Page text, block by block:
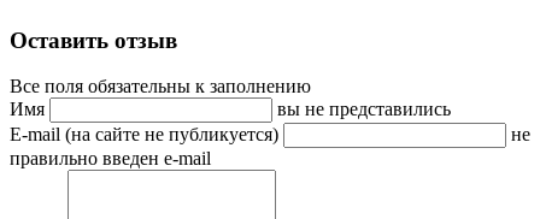
Оставить отзыв
Все поля обязательны к заполнению
Имя
вы не представились
E-mail (на сайте не публикуется)
не
правильно введен e-mail